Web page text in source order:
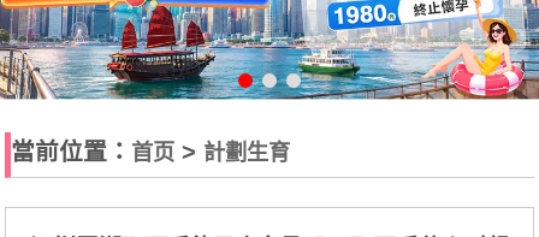
當前位置： 首页 > 計劃生育